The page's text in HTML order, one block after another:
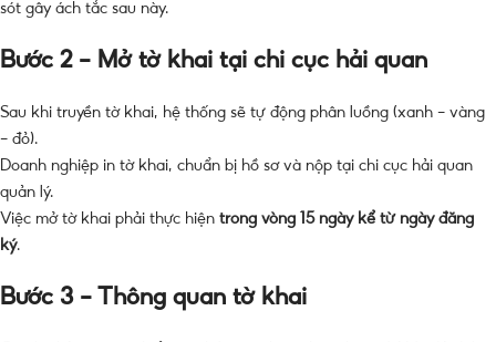
sót gây ách tắc sau này.
Bước 2 – Mở tờ khai tại chi cục hải quan
Sau khi truyền tờ khai, hệ thống sẽ tự động phân luồng (xanh – vàng
– đỏ).
Doanh nghiệp in tờ khai, chuẩn bị hồ sơ và nộp tại chi cục hải quan
quản lý.
Việc mở tờ khai phải thực hiện trong vòng 15 ngày kể từ ngày đăng
ký.
Bước 3 – Thông quan tờ khai